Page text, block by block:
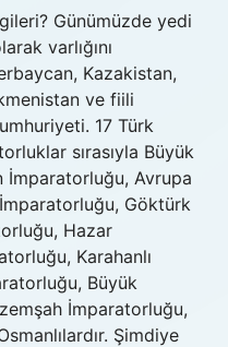
Günümüzde yedi
varlığını
Kazakistan,
ve fiili
17 Türk
sırasıyla Büyük
İmparatorluğu, Avrupa
Göktürk
Hazar
Karahanlı
Büyük
İmparatorluğu,
Şimdiye